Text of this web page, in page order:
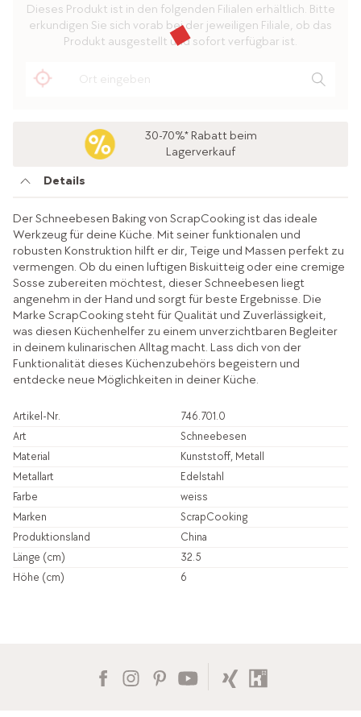
Dieses Produkt ist in den folgenden Filialen erhältlich. Bitte
erkundigen Sie sich vorab bei der jeweiligen Filiale, ob das
Produkt ausgestellt und sofort verfügbar ist.
30-70%* Rabatt beim
Lagerverkauf
Details
Der Schneebesen Baking von ScrapCooking ist das ideale
Werkzeug für deine Küche. Mit seiner funktionalen und
robusten Konstruktion hilft er dir, Teige und Massen perfekt zu
vermengen. Ob du einen luftigen Biskuitteig oder eine cremige
Sosse zubereiten möchtest, dieser Schneebesen liegt
angenehm in der Hand und sorgt für beste Ergebnisse. Die
Marke ScrapCooking steht für Qualität und Zuverlässigkeit,
was diesen Küchenhelfer zu einem unverzichtbaren Begleiter
in deinem kulinarischen Alltag macht. Lass dich von der
Funktionalität dieses Küchenzubehörs begeistern und
entdecke neue Möglichkeiten in deiner Küche.
Artikel-Nr.
746.701.0
Art
Schneebesen
Material
Kunststoff, Metall
Metallart
Edelstahl
Farbe
weiss
Marken
ScrapCooking
Produktionsland
China
Länge (cm)
32.5
Höhe (cm)
6